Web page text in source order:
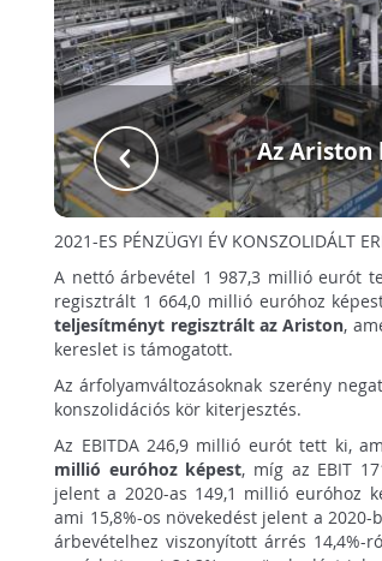
Az Ariston
2021-ES PÉNZÜGYI ÉV KONSZOLIDÁLT
A nettó árbevétel 1 987,3 millió eurót
regisztrált 1 664,0 millió euróhoz
teljesítményt regisztrált az Ariston,
kereslet is támogatott.
Az árfolyamváltozásoknak szerény
konszolidációs kör kiterjesztés.
Az EBITDA 246,9 millió eurót tett ki,
millió euróhoz képest, míg az EBIT
jelent a 2020-as 149,1 millió euróhoz
ami 15,8%-os növekedést jelent a
árbevételhez viszonyított árrés 14,4%-